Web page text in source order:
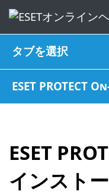
タブを選択
ESET PROTECT
ESET
インスト